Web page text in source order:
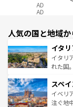
AD
AD
人気の国と地域
イタ
イタリ
れた国。
ろん、
景など
ピザや
スペ
イベリ
注ぐ地